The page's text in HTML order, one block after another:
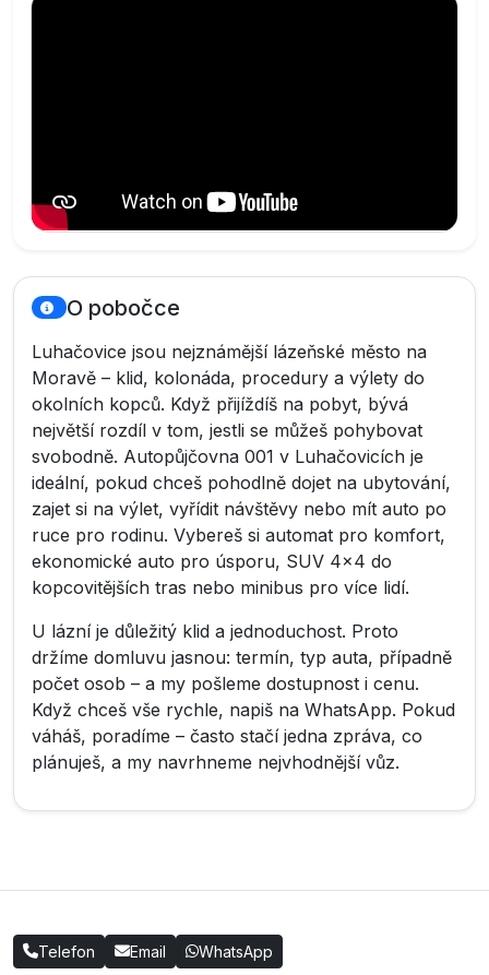
O pobočce
Luhačovice jsou nejznámější lázeňské město na
Moravě – klid, kolonáda, procedury a výlety do
okolních kopců. Když přijíždíš na pobyt, bývá
největší rozdíl v tom, jestli se můžeš pohybovat
svobodně. Autopůjčovna 001 v Luhačovicích je
ideální, pokud chceš pohodlně dojet na ubytování,
zajet si na výlet, vyřídit návštěvy nebo mít auto po
ruce pro rodinu. Vybereš si automat pro komfort,
ekonomické auto pro úsporu, SUV 4×4 do
kopcovitějších tras nebo minibus pro více lidí.
U lázní je důležitý klid a jednoduchost. Proto
držíme domluvu jasnou: termín, typ auta, případně
počet osob – a my pošleme dostupnost i cenu.
Když chceš vše rychle, napiš na WhatsApp. Pokud
váháš, poradíme – často stačí jedna zpráva, co
plánuješ, a my navrhneme nejvhodnější vůz.
Telefon Email WhatsApp